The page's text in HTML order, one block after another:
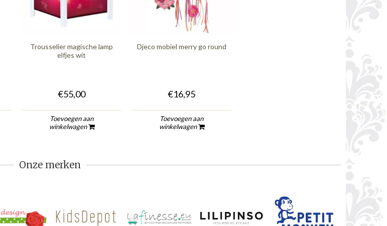
Trousselier magische lamp
elfjes wit
€55,00
Toevoegen aan
winkelwagen
Djeco mobiel merry go round
€16,95
Toevoegen aan
winkelwagen
Onze merken